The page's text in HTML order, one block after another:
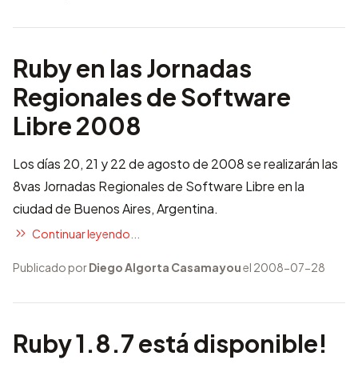
Ruby en las Jornadas
Regionales de Software
Libre 2008
Los días 20, 21 y 22 de agosto de 2008 se realizarán las
8vas Jornadas Regionales de Software Libre en la
ciudad de Buenos Aires, Argentina.
Continuar leyendo...
Publicado porDiego Algorta Casamayouel 2008-07-28
Ruby 1.8.7 está disponible!